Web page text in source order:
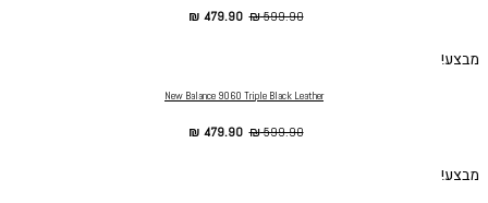
₪599.90
₪ 479.90
מבצע!
New Balance 9060 Triple Black Leather
₪599.90
₪ 479.90
מבצע!